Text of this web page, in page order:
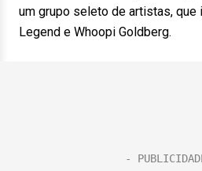
um grupo seleto de artistas, que
Legend e Whoopi Goldberg.